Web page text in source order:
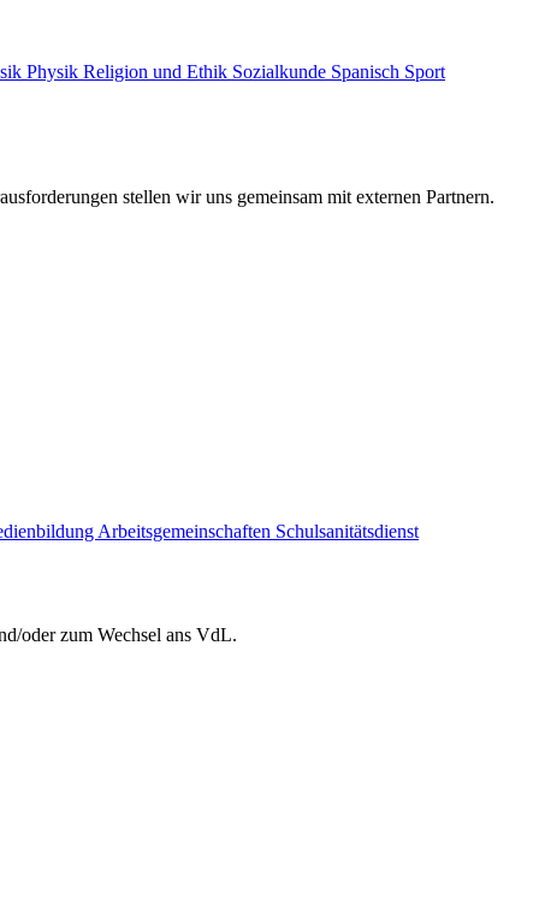
Physik Religion und Ethik Sozialkunde Spanisch Sport
stellen wir uns gemeinsam mit externen Partnern.
Arbeitsgemeinschaften Schulsanitätsdienst
oder zum Wechsel ans VdL.